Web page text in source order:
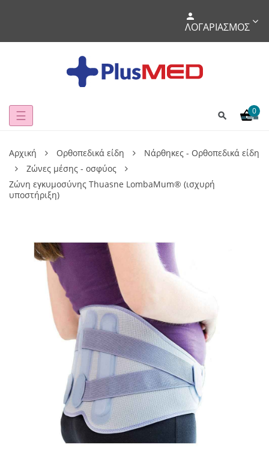
ΛΟΓΑΡΙΑΣΜΌΣ
Toggle
☰ 0
Αρχική Ορθοπεδικά είδη
Νάρθηκες - Ορθοπεδικά είδη
Ζώνες μέσης - οσφύος
Ζώνη εγκυμοσύνης Thuasne LombaMum® (ισχυρή
υποστήριξη)